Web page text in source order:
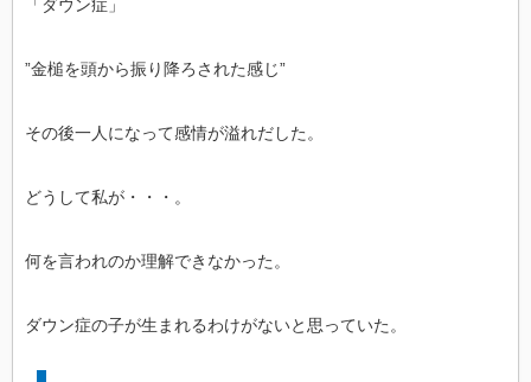
「ダウン症」
”金槌を頭から振り降ろされた感じ”
その後一人になって感情が溢れだした。
どうして私が・・・。
何を言われのか理解できなかった。
ダウン症の子が生まれるわけがないと思っていた。